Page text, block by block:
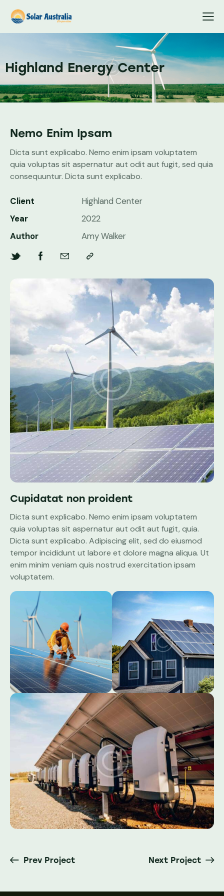
Highland Energy Center
Cupidatat non proident
Dicta sunt explicabo. Nemo enim ipsam voluptatem
quia voluptas sit aspernatur aut odit aut fugit, quia.
Dicta sunt explicabo. Adipiscing elit, sed do eiusmod
tempor incididunt ut labore et dolore magna aliqua. Ut
enim minim veniam quis nostrud exercitation ipsam
voluptatem.
Nemo Enim Ipsam
Dicta sunt explicabo. Nemo enim ipsam voluptatem
quia voluptas sit aspernatur aut odit aut fugit, sed quia
consequuntur. Dicta sunt explicabo.
Client
Highland Center
Year
2022
Author
Amy Walker
Prev Project Next Project